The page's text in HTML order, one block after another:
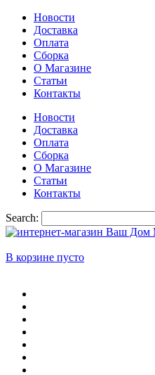
Новости
Доставка
Оплата
Сборка
О Магазине
Статьи
Контакты
Новости
Доставка
Оплата
Сборка
О Магазине
Статьи
Контакты
Search:
В корзине пусто